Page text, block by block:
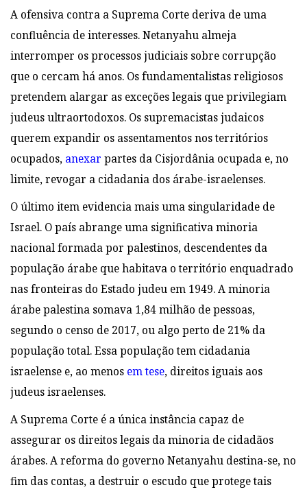
A ofensiva contra a Suprema Corte deriva de uma
confluência de interesses. Netanyahu almeja
interromper os processos judiciais sobre corrupção
que o cercam há anos. Os fundamentalistas religiosos
pretendem alargar as exceções legais que privilegiam
judeus ultraortodoxos. Os supremacistas judaicos
querem expandir os assentamentos nos territórios
ocupados, anexar partes da Cisjordânia ocupada e, no
limite, revogar a cidadania dos árabe-israelenses.
O último item evidencia mais uma singularidade de
Israel. O país abrange uma significativa minoria
nacional formada por palestinos, descendentes da
população árabe que habitava o território enquadrado
nas fronteiras do Estado judeu em 1949. A minoria
árabe palestina somava 1,84 milhão de pessoas,
segundo o censo de 2017, ou algo perto de 21% da
população total. Essa população tem cidadania
israelense e, ao menos em tese, direitos iguais aos
judeus israelenses.
A Suprema Corte é a única instância capaz de
assegurar os direitos legais da minoria de cidadãos
árabes. A reforma do governo Netanyahu destina-se, no
fim das contas, a destruir o escudo que protege tais